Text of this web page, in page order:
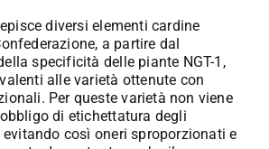
diversi elementi cardine
a partire dal
specificità delle piante NGT-1,
alle varietà ottenute con
Per queste varietà non viene
di etichettatura degli
così oneri sproporzionati e